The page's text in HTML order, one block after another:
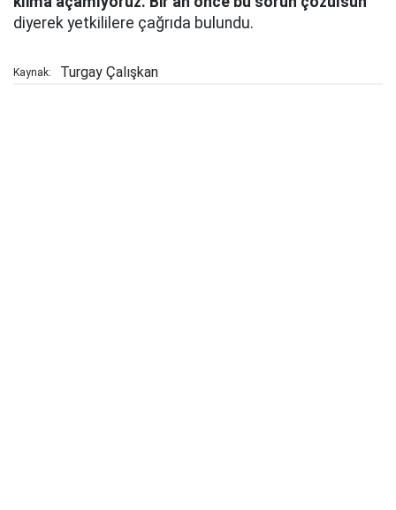
diyerek yetkililere çağrıda bulundu.
Kaynak: Turgay Çalışkan